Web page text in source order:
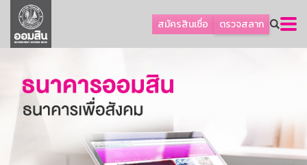
สมัครสินเชื่อ ตรวจสลาก
ลูกค้าธุรกิจ
ลูกค้าผู้ประกอบรายย่อย
ออมเพื่อสุข
เกี่ยวกับธนาคาร
การพัฒนาที่ยั่งยืน